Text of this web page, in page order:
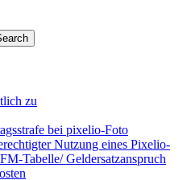
zu
bei pixelio-Foto
Nutzung eines Pixelio-
Tabelle/ Geldersatzanspruch